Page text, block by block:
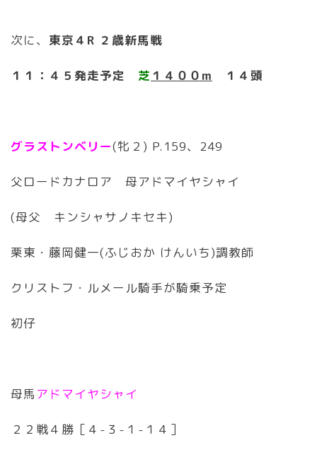
次に、 東京４R ２歳新馬戦
１１：４５発走予定 芝 １４００m １４頭
グラストンベリー(牝２) P.159、249
父ロードカナロア 母アドマイヤシャイ
(母父 キンシャサノキセキ)
栗東・藤岡健一(ふじおか けんいち)調教師
クリストフ・ルメール騎手が騎乗予定
初仔
母馬 アドマイヤシャイ
２２戦４勝［４-３-１-１４］